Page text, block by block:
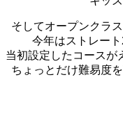
そしてオープンクラ
今年はストレート
当初設定したコースが
ちょっとだけ難易度